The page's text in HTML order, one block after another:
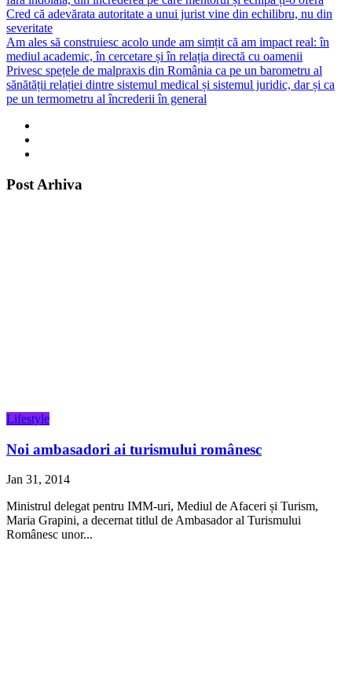
Cred că adevărata autoritate a unui jurist vine din echilibru, nu din
severitate
Am ales să construiesc acolo unde am simțit că am impact real: în
mediul academic, în cercetare și în relația directă cu oamenii
Privesc spețele de malpraxis din România ca pe un barometru al
sănătății relației dintre sistemul medical și sistemul juridic, dar și ca
pe un termometru al încrederii în general
Post Arhiva
Lifestyle
Noi ambasadori ai turismului românesc
Jan 31, 2014
Ministrul delegat pentru IMM-uri, Mediul de Afaceri și Turism,
Maria Grapini, a decernat titlul de Ambasador al Turismului
Românesc unor...